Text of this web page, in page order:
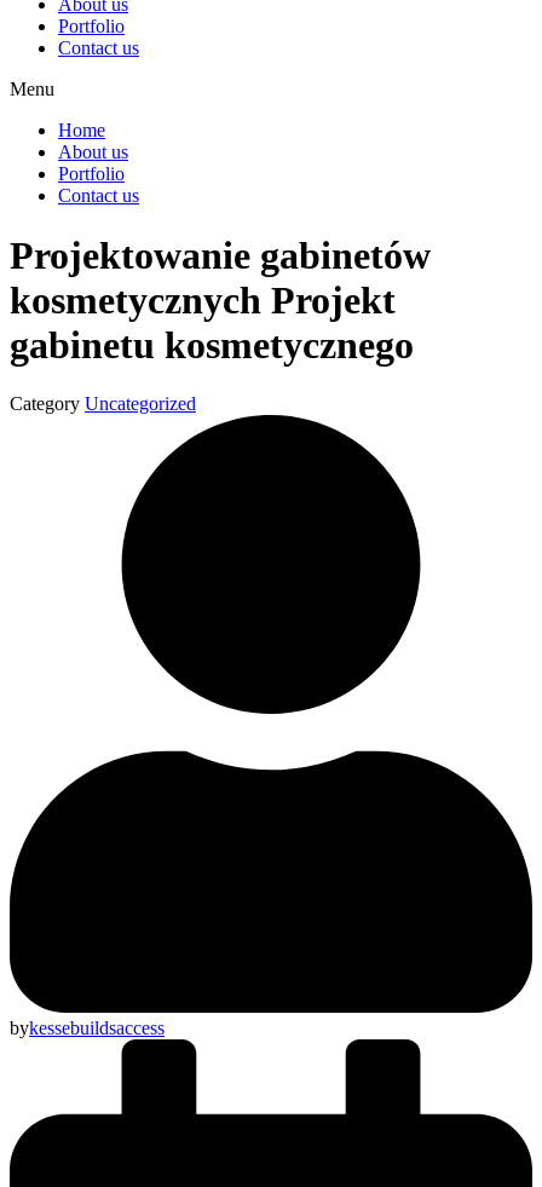
About us
Portfolio
Contact us
Menu
Home
About us
Portfolio
Contact us
Projektowanie gabinetów
kosmetycznych Projekt
gabinetu kosmetycznego
Category Uncategorized
bykessebuildsaccess